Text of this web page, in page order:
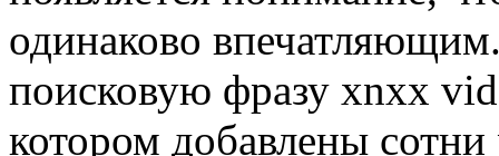
одинаково
поисковую фразу xnxx
котором добавлены